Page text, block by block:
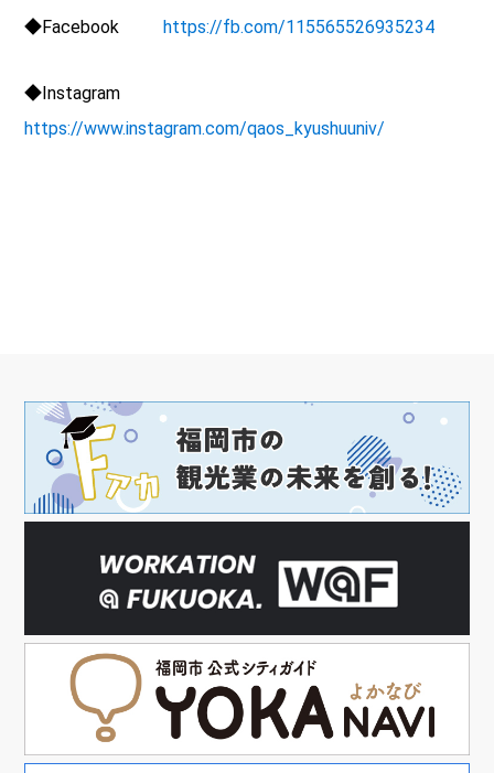
◆Facebookhttps://fb.com/115565526935234
◆Instagram
https://www.instagram.com/qaos_kyushuuniv/